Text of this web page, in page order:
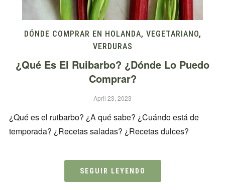
DÓNDE COMPRAR EN HOLANDA, VEGETARIANO,
VERDURAS
¿Qué Es El Ruibarbo? ¿Dónde Lo Puedo
Comprar?
April 23, 2023
¿Qué es el ruibarbo? ¿A qué sabe? ¿Cuándo está de
temporada? ¿Recetas saladas? ¿Recetas dulces?
SEGUIR LEYENDO